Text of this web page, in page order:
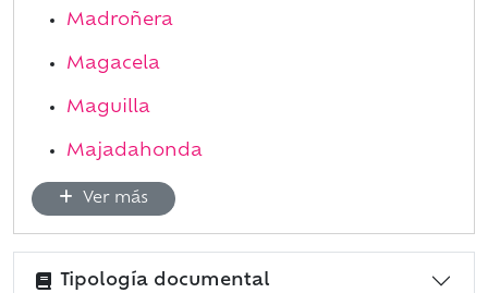
Madroñera
Magacela
Maguilla
Majadahonda
Ver más
Tipología documental